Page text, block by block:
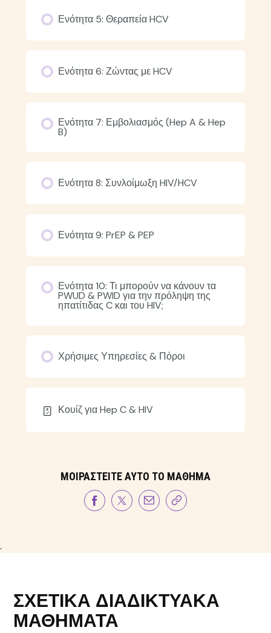
Ενότητα 5: Θεραπεία HCV
Ενότητα 6: Ζώντας με HCV
Ενότητα 7: Εμβολιασμός (Hep A & Hep
B)
Ενότητα 8: Συνλοίμωξη HIV/HCV
Ενότητα 9: PrEP & PEP
Ενότητα 10: Τι μπορούν να κάνουν τα
PWUD & PWID για την πρόληψη της
ηπατίτιδας C και του HIV;
Χρήσιμες Υπηρεσίες & Πόροι
Κουίζ για Hep C & HIV
ΜΟΙΡΑΣΤΕΊΤΕ ΑΥΤΌ ΤΟ ΜΆΘΗΜΑ
.
ΣΧΕΤΙΚΆ ΔΙΑΔΙΚΤΥΑΚΆ
ΜΑΘΉΜΑΤΑ